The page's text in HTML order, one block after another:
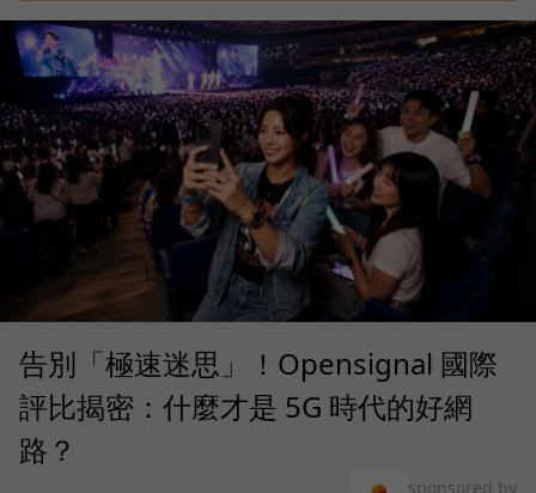
告別「極速迷思」！Opensignal 國際
評比揭密：什麼才是 5G 時代的好網
路？
sponsored by